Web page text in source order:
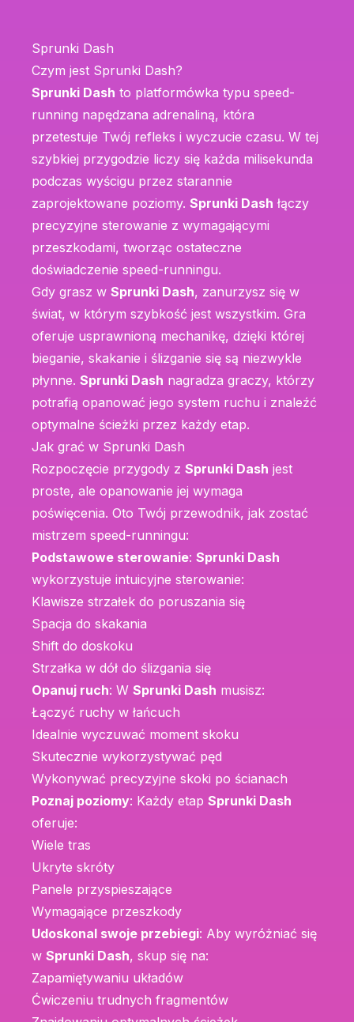
Sprunki Dash
Czym jest Sprunki Dash?
Sprunki Dash to platformówka typu speed-
running napędzana adrenaliną, która
przetestuje Twój refleks i wyczucie czasu. W tej
szybkiej przygodzie liczy się każda milisekunda
podczas wyścigu przez starannie
zaprojektowane poziomy. Sprunki Dash łączy
precyzyjne sterowanie z wymagającymi
przeszkodami, tworząc ostateczne
doświadczenie speed-runningu.
Gdy grasz w Sprunki Dash, zanurzysz się w
świat, w którym szybkość jest wszystkim. Gra
oferuje usprawnioną mechanikę, dzięki której
bieganie, skakanie i ślizganie się są niezwykle
płynne. Sprunki Dash nagradza graczy, którzy
potrafią opanować jego system ruchu i znaleźć
optymalne ścieżki przez każdy etap.
Jak grać w Sprunki Dash
Rozpoczęcie przygody z Sprunki Dash jest
proste, ale opanowanie jej wymaga
poświęcenia. Oto Twój przewodnik, jak zostać
mistrzem speed-runningu:
Podstawowe sterowanie: Sprunki Dash
wykorzystuje intuicyjne sterowanie:
Klawisze strzałek do poruszania się
Spacja do skakania
Shift do doskoku
Strzałka w dół do ślizgania się
Opanuj ruch: W Sprunki Dash musisz:
Łączyć ruchy w łańcuch
Idealnie wyczuwać moment skoku
Skutecznie wykorzystywać pęd
Wykonywać precyzyjne skoki po ścianach
Poznaj poziomy: Każdy etap Sprunki Dash
oferuje:
Wiele tras
Ukryte skróty
Panele przyspieszające
Wymagające przeszkody
Udoskonal swoje przebiegi: Aby wyróżniać się
w Sprunki Dash, skup się na:
Zapamiętywaniu układów
Ćwiczeniu trudnych fragmentów